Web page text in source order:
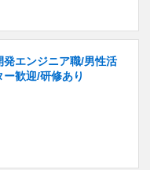
エンジニア職/男性活
歓迎/研修あり